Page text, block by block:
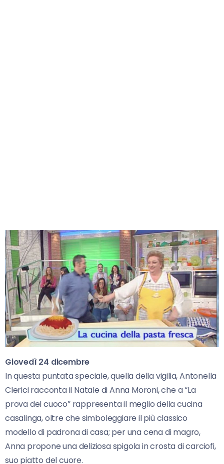
Giovedì 24 dicembre
In questa puntata speciale, quella della vigilia, Antonella
Clerici racconta il Natale di Anna Moroni, che a “La
prova del cuoco” rappresenta il meglio della cucina
casalinga, oltre che simboleggiare il più classico
modello di padrona di casa; per una cena di magro,
Anna propone una deliziosa spigola in crosta di carciofi,
suo piatto del cuore.